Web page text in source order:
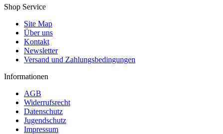
Shop Service
Site Map
Über uns
Kontakt
Newsletter
Versand und Zahlungsbedingungen
Informationen
AGB
Widerrufsrecht
Datenschutz
Jugendschutz
Impressum